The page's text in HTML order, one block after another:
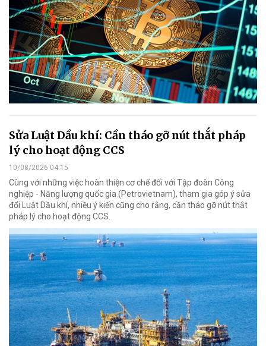
Sửa Luật Dầu khí: Cần tháo gỡ nút thắt pháp
lý cho hoạt động CCS
10/08/2026 04:15
Cùng với những việc hoàn thiện cơ chế đối với Tập đoàn Công
nghiệp - Năng lượng quốc gia (Petrovietnam), tham gia góp ý sửa
đổi Luật Dầu khí, nhiều ý kiến cũng cho rằng, cần tháo gỡ nút thắt
pháp lý cho hoạt động CCS.